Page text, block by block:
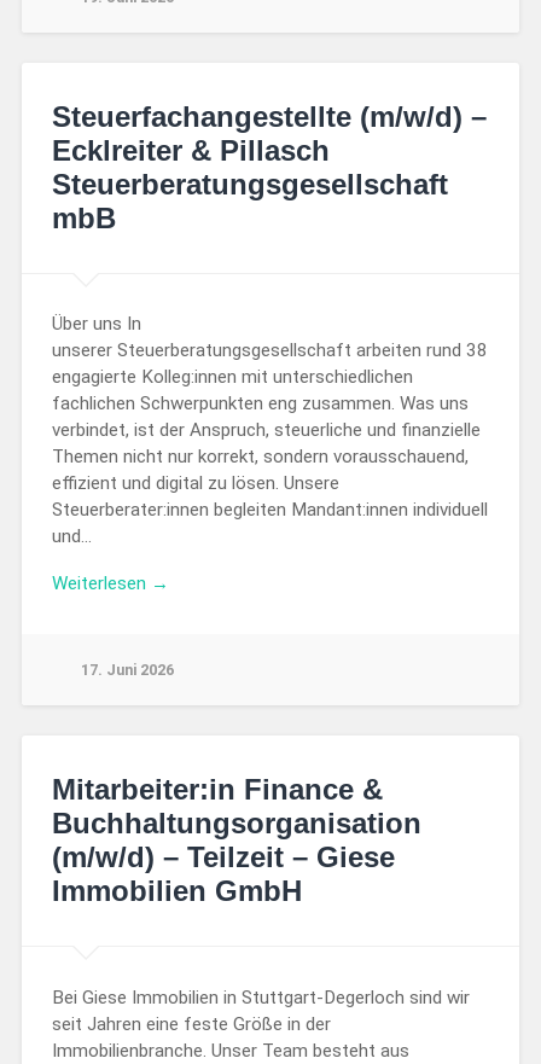
Steuerfachangestellte (m/w/d) –
Ecklreiter & Pillasch
Steuerberatungsgesellschaft
mbB
Über uns In
unserer Steuerberatungsgesellschaft arbeiten rund 38
engagierte Kolleg:innen mit unterschiedlichen
fachlichen Schwerpunkten eng zusammen. Was uns
verbindet, ist der Anspruch, steuerliche und finanzielle
Themen nicht nur korrekt, sondern vorausschauend,
effizient und digital zu lösen. Unsere
Steuerberater:innen begleiten Mandant:innen individuell
und…
Weiterlesen →
17. Juni 2026
Mitarbeiter:in Finance &
Buchhaltungsorganisation
(m/w/d) – Teilzeit – Giese
Immobilien GmbH
Bei Giese Immobilien in Stuttgart-Degerloch sind wir
seit Jahren eine feste Größe in der
Immobilienbranche. Unser Team besteht aus